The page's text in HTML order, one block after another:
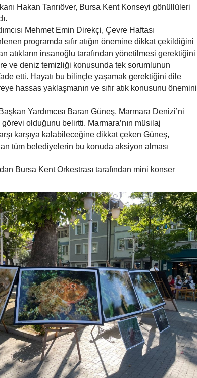
Hakan Tanrıöver, Bursa Kent Konseyi gönüllüleri
Mehmet Emin Direkçi, Çevre Haftası
programda sıfır atığın önemine dikkat çekildiğini
atıkların insanoğlu tarafından yönetilmesi gerektiğini
ve deniz temizliği konusunda tek sorumlunun
etti. Hayatı bu bilinçle yaşamak gerektiğini dile
hassas yaklaşmanın ve sıfır atık konusunu önemini
Yardımcısı Baran Güneş, Marmara Denizi’ni
olduğunu belirtti. Marmara’nın müsilaj
karşıya kalabileceğine dikkat çeken Güneş,
tüm belediyelerin bu konuda aksiyon alması
Bursa Kent Orkestrası tarafından mini konser